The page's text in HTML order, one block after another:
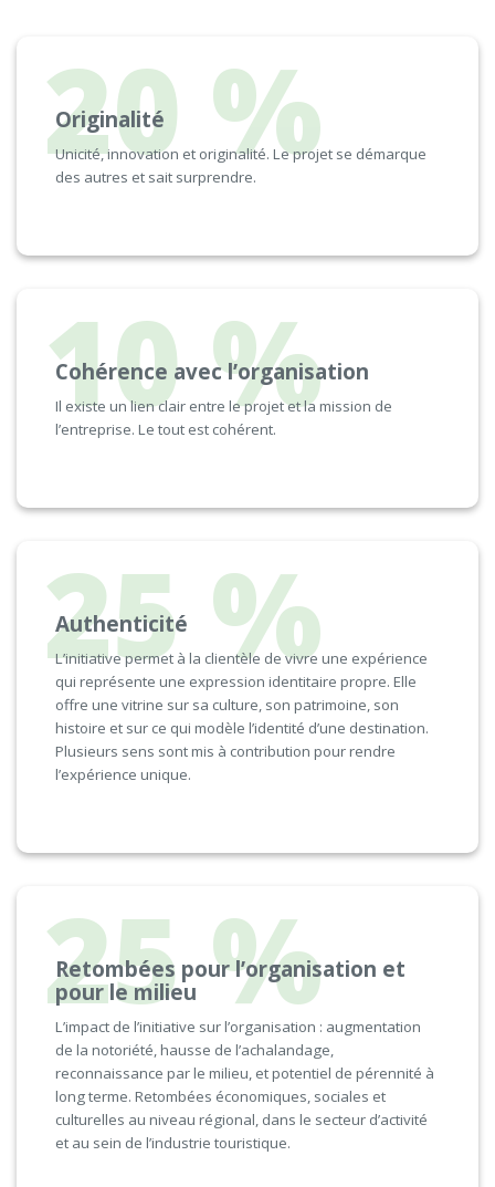
20 %
Originalité
Unicité, innovation et originalité. Le projet se démarque
des autres et sait surprendre.
10 %
Cohérence avec l’organisation
Il existe un lien clair entre le projet et la mission de
l’entreprise. Le tout est cohérent.
25 %
Authenticité
L’initiative permet à la clientèle de vivre une expérience
qui représente une expression identitaire propre. Elle
offre une vitrine sur sa culture, son patrimoine, son
histoire et sur ce qui modèle l’identité d’une destination.
Plusieurs sens sont mis à contribution pour rendre
l’expérience unique.
25 %
Retombées pour l’organisation et
pour le milieu
L’impact de l’initiative sur l’organisation : augmentation
de la notoriété, hausse de l’achalandage,
reconnaissance par le milieu, et potentiel de pérennité à
long terme. Retombées économiques, sociales et
culturelles au niveau régional, dans le secteur d’activité
et au sein de l’industrie touristique.